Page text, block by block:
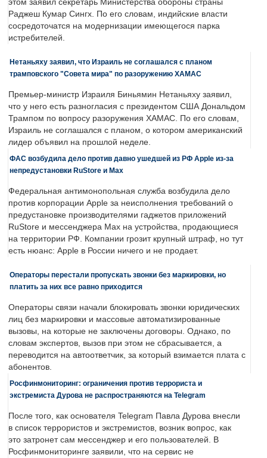
этом заявил секретарь Министерства обороны страны
Раджеш Кумар Сингх. По его словам, индийские власти
сосредоточатся на модернизации имеющегося парка
истребителей.
Нетаньяху заявил, что Израиль не соглашался с планом
трамповского "Совета мира" по разоружению ХАМАС
Премьер-министр Израиля Биньямин Нетаньяху заявил,
что у него есть разногласия с президентом США Дональдом
Трампом по вопросу разоружения ХАМАС. По его словам,
Израиль не соглашался с планом, о котором американский
лидер объявил на прошлой неделе.
ФАС возбудила дело против давно ушедшей из РФ Apple из-за
непредустановки RuStore и Max
Федеральная антимонопольная служба возбудила дело
против корпорации Apple за неисполнения требований о
предустановке производителями гаджетов приложений
RuStore и мессенджера Max на устройства, продающиеся
на территории РФ. Компании грозит крупный штраф, но тут
есть нюанс: Apple в России ничего и не продает.
Операторы перестали пропускать звонки без маркировки, но
платить за них все равно приходится
Операторы связи начали блокировать звонки юридических
лиц без маркировки и массовые автоматизированные
вызовы, на которые не заключены договоры. Однако, по
словам экспертов, вызов при этом не сбрасывается, а
переводится на автоответчик, за который взимается плата с
абонентов.
Росфинмониторинг: ограничения против террориста и
экстремиста Дурова не распространяются на Telegram
После того, как основателя Telegram Павла Дурова внесли
в список террористов и экстремистов, возник вопрос, как
это затронет сам мессенджер и его пользователей. В
Росфинмониторинге заявили, что на сервис не